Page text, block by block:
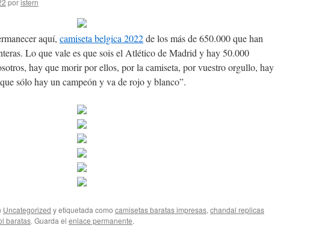
poristern
aquí, camiseta belgica 2022de los más de 650.000 que han
Lo que vale es que sois el Atlético de Madrid y hay 50.000
hay que morir por ellos, por la camiseta, por vuestro orgullo, hay
sólo hay un campeón y va de rojo y blanco”.
Uncategorized y etiquetada como camisetas baratas impresas, chandal replicas
baratas. Guarda el enlace permanente.